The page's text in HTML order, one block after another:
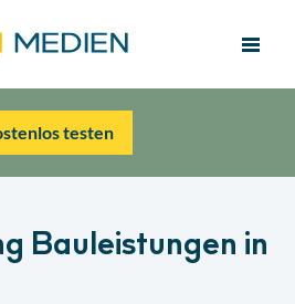
testen
Bauleistungen in